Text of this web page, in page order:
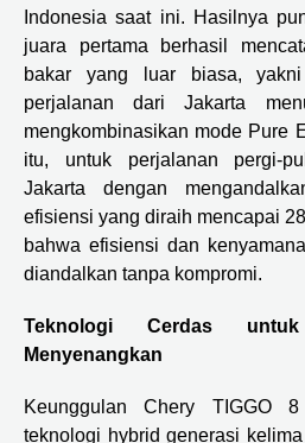
Indonesia saat ini. Hasilnya
juara pertama berhasil
bakar yang luar biasa,
perjalanan dari Jakarta
mengkombinasikan mode Pure
itu, untuk perjalanan pergi-
Jakarta dengan
efisiensi yang diraih mencapai
bahwa efisiensi dan
diandalkan tanpa kompromi.
Teknologi Cerdas
Menyenangkan
Keunggulan Chery TIGGO
teknologi hybrid generasi